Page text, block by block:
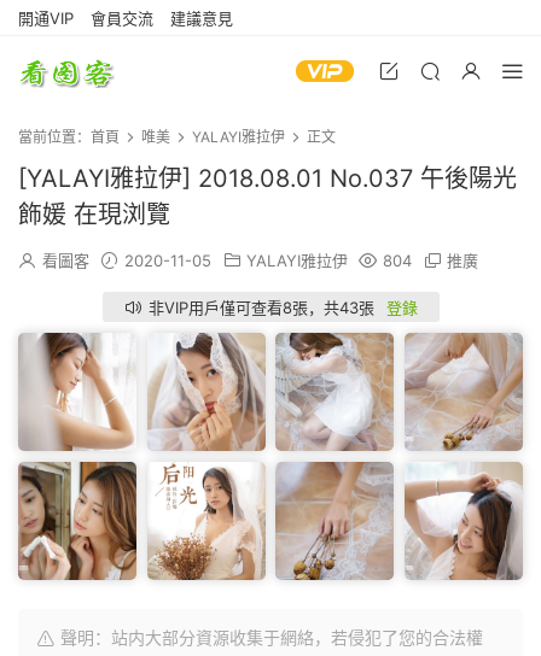
開通VIP 會員交流 建議意見
當前位置： 首頁 唯美 YALAYI雅拉伊 正文
[YALAYI雅拉伊] 2018.08.01 No.037 午後陽光
飾媛 在現浏覽
看圖客 2020-11-05 YALAYI雅拉伊 804 推廣
非VIP用戶僅可查看8張，共43張 登錄
聲明：站内大部分資源收集于網絡，若侵犯了您的合法權